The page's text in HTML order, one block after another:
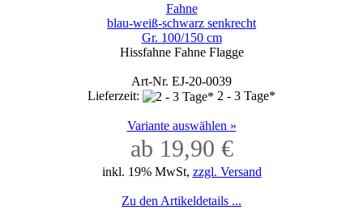
Fahne
blau-weiß-schwarz senkrecht
Gr. 100/150 cm
Hissfahne Fahne Flagge
Art-Nr. EJ-20-0039
Lieferzeit:
2 - 3 Tage*
Variante auswählen »
ab 19,90 €
inkl. 19% MwSt, zzgl. Versand
Zu den Artikeldetails ...